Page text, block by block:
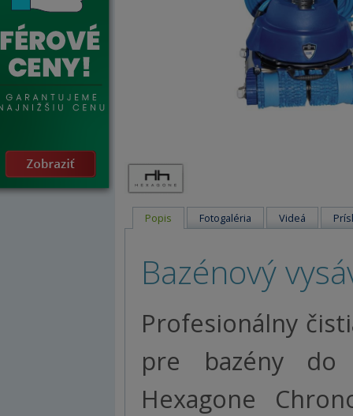
Popis Fotogaléria Videá
Bazénový
Profesionálny
pre bazény do
Hexagone